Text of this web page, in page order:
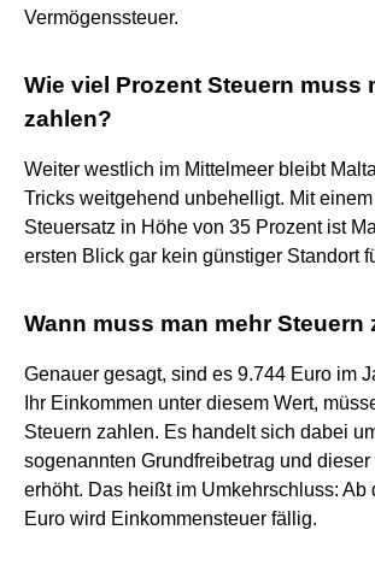
Vermögenssteuer.
Wie viel Prozent Steuern muss
zahlen?
Weiter westlich im Mittelmeer bleibt
Tricks weitgehend unbehelligt. Mit
Steuersatz in Höhe von 35 Prozent ist
ersten Blick gar kein günstiger Standort
Wann muss man mehr Steuern
Genauer gesagt, sind es 9.744 Euro im
Ihr Einkommen unter diesem Wert,
Steuern zahlen. Es handelt sich dabei
sogenannten Grundfreibetrag und
erhöht. Das heißt im Umkehrschluss: Ab
Euro wird Einkommensteuer fällig.